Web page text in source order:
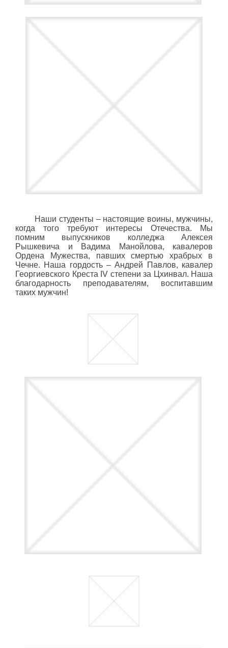
Наши студенты – настоящие воины, мужчины,
когда того требуют интересы Отечества. Мы
помним выпускников колледжа Алексея
Рышкевича и Вадима Манойлова, кавалеров
Ордена Мужества, павших смертью храбрых в
Чечне. Наша гордость – Андрей Павлов, кавалер
Георгиевского Креста IV степени за Цхинвал. Наша
благодарность преподавателям, воспитавшим
таких мужчин!